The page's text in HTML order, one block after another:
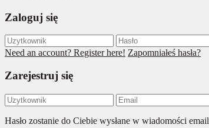
Zaloguj się
Need an account? Register here! Zapomniałeś hasła?
Zarejestruj się
Hasło zostanie do Ciebie wysłane w wiadomości email